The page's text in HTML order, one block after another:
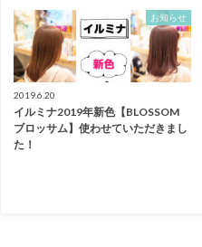
お知らせ
2019.6.20
イルミナ2019年新色【BLOSSOM
ブロッサム】使わせていただきまし
た！